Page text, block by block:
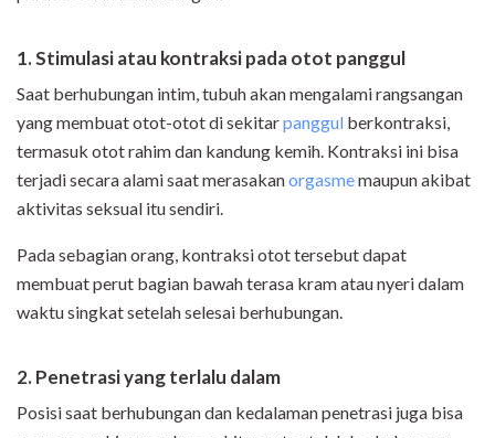
1. Stimulasi atau kontraksi pada otot panggul
Saat berhubungan intim, tubuh akan mengalami rangsangan
yang membuat otot-otot di sekitarpanggul berkontraksi,
termasuk otot rahim dan kandung kemih. Kontraksi ini bisa
terjadi secara alami saat merasakanorgasmemaupun akibat
aktivitas seksual itu sendiri.
Pada sebagian orang, kontraksi otot tersebut dapat
membuat perut bagian bawah terasa kram atau nyeri dalam
waktu singkat setelah selesai berhubungan.
2. Penetrasi yang terlalu dalam
Posisi saat berhubungan dan kedalaman penetrasi juga bisa